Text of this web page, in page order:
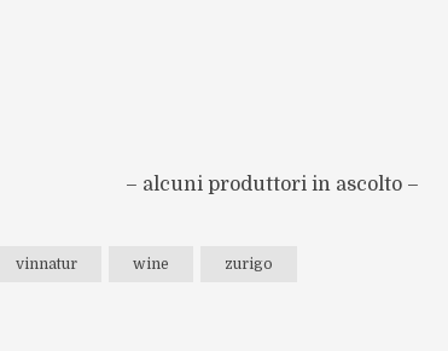
– alcuni produttori in ascolto –
vinnatur wine zurigo